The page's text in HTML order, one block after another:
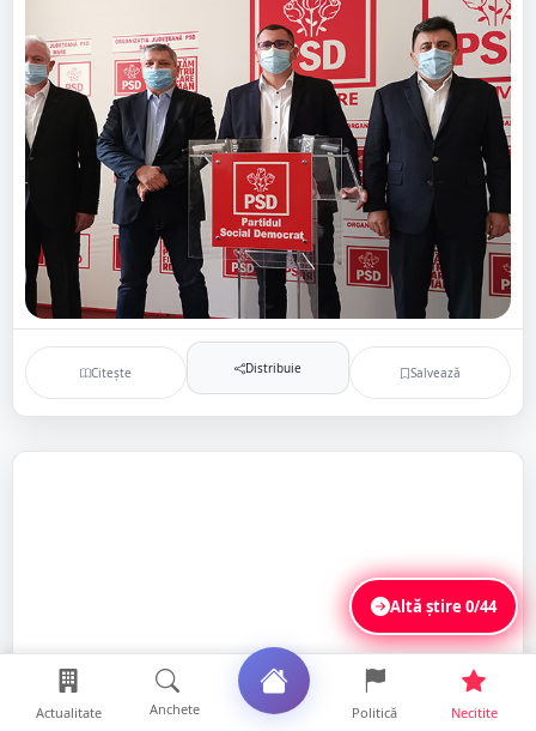
Citește Distribuie Salvează
Altă știre0/44
Actualitate Anchete Politică Necitite